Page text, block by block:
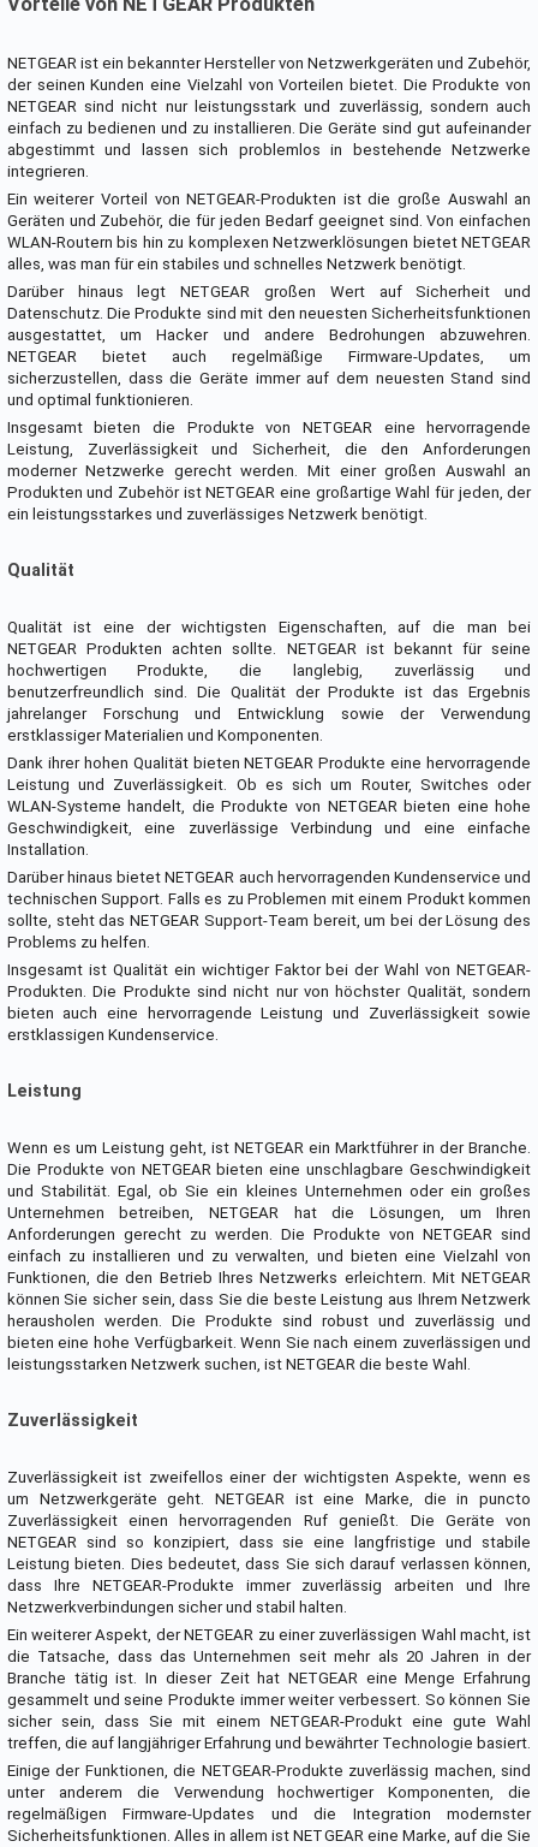
Vorteile von NETGEAR Produkten
NETGEAR ist ein bekannter Hersteller von Netzwerkgeräten und Zubehör,
der seinen Kunden eine Vielzahl von Vorteilen bietet. Die Produkte von
NETGEAR sind nicht nur leistungsstark und zuverlässig, sondern auch
einfach zu bedienen und zu installieren. Die Geräte sind gut aufeinander
abgestimmt und lassen sich problemlos in bestehende Netzwerke
integrieren.
Ein weiterer Vorteil von NETGEAR-Produkten ist die große Auswahl an
Geräten und Zubehör, die für jeden Bedarf geeignet sind. Von einfachen
WLAN-Routern bis hin zu komplexen Netzwerklösungen bietet NETGEAR
alles, was man für ein stabiles und schnelles Netzwerk benötigt.
Darüber hinaus legt NETGEAR großen Wert auf Sicherheit und
Datenschutz. Die Produkte sind mit den neuesten Sicherheitsfunktionen
ausgestattet, um Hacker und andere Bedrohungen abzuwehren.
NETGEAR bietet auch regelmäßige Firmware-Updates, um
sicherzustellen, dass die Geräte immer auf dem neuesten Stand sind
und optimal funktionieren.
Insgesamt bieten die Produkte von NETGEAR eine hervorragende
Leistung, Zuverlässigkeit und Sicherheit, die den Anforderungen
moderner Netzwerke gerecht werden. Mit einer großen Auswahl an
Produkten und Zubehör ist NETGEAR eine großartige Wahl für jeden, der
ein leistungsstarkes und zuverlässiges Netzwerk benötigt.
Qualität
Qualität ist eine der wichtigsten Eigenschaften, auf die man bei
NETGEAR Produkten achten sollte. NETGEAR ist bekannt für seine
hochwertigen Produkte, die langlebig, zuverlässig und
benutzerfreundlich sind. Die Qualität der Produkte ist das Ergebnis
jahrelanger Forschung und Entwicklung sowie der Verwendung
erstklassiger Materialien und Komponenten.
Dank ihrer hohen Qualität bieten NETGEAR Produkte eine hervorragende
Leistung und Zuverlässigkeit. Ob es sich um Router, Switches oder
WLAN-Systeme handelt, die Produkte von NETGEAR bieten eine hohe
Geschwindigkeit, eine zuverlässige Verbindung und eine einfache
Installation.
Darüber hinaus bietet NETGEAR auch hervorragenden Kundenservice und
technischen Support. Falls es zu Problemen mit einem Produkt kommen
sollte, steht das NETGEAR Support-Team bereit, um bei der Lösung des
Problems zu helfen.
Insgesamt ist Qualität ein wichtiger Faktor bei der Wahl von NETGEAR-
Produkten. Die Produkte sind nicht nur von höchster Qualität, sondern
bieten auch eine hervorragende Leistung und Zuverlässigkeit sowie
erstklassigen Kundenservice.
Leistung
Wenn es um Leistung geht, ist NETGEAR ein Marktführer in der Branche.
Die Produkte von NETGEAR bieten eine unschlagbare Geschwindigkeit
und Stabilität. Egal, ob Sie ein kleines Unternehmen oder ein großes
Unternehmen betreiben, NETGEAR hat die Lösungen, um Ihren
Anforderungen gerecht zu werden. Die Produkte von NETGEAR sind
einfach zu installieren und zu verwalten, und bieten eine Vielzahl von
Funktionen, die den Betrieb Ihres Netzwerks erleichtern. Mit NETGEAR
können Sie sicher sein, dass Sie die beste Leistung aus Ihrem Netzwerk
herausholen werden. Die Produkte sind robust und zuverlässig und
bieten eine hohe Verfügbarkeit. Wenn Sie nach einem zuverlässigen und
leistungsstarken Netzwerk suchen, ist NETGEAR die beste Wahl.
Zuverlässigkeit
Zuverlässigkeit ist zweifellos einer der wichtigsten Aspekte, wenn es
um Netzwerkgeräte geht. NETGEAR ist eine Marke, die in puncto
Zuverlässigkeit einen hervorragenden Ruf genießt. Die Geräte von
NETGEAR sind so konzipiert, dass sie eine langfristige und stabile
Leistung bieten. Dies bedeutet, dass Sie sich darauf verlassen können,
dass Ihre NETGEAR-Produkte immer zuverlässig arbeiten und Ihre
Netzwerkverbindungen sicher und stabil halten.
Ein weiterer Aspekt, der NETGEAR zu einer zuverlässigen Wahl macht, ist
die Tatsache, dass das Unternehmen seit mehr als 20 Jahren in der
Branche tätig ist. In dieser Zeit hat NETGEAR eine Menge Erfahrung
gesammelt und seine Produkte immer weiter verbessert. So können Sie
sicher sein, dass Sie mit einem NETGEAR-Produkt eine gute Wahl
treffen, die auf langjähriger Erfahrung und bewährter Technologie basiert.
Einige der Funktionen, die NETGEAR-Produkte zuverlässig machen, sind
unter anderem die Verwendung hochwertiger Komponenten, die
regelmäßigen Firmware-Updates und die Integration modernster
Sicherheitsfunktionen. Alles in allem ist NETGEAR eine Marke, auf die Sie